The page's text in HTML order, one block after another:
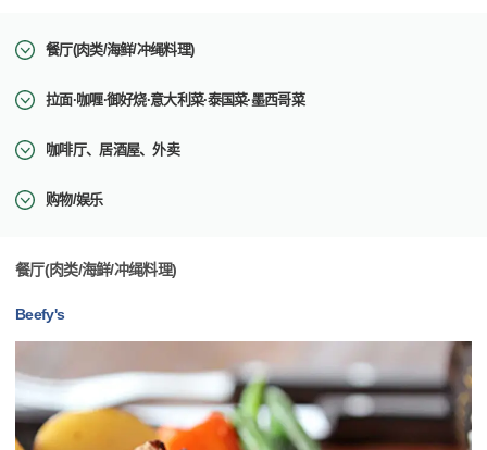
餐厅(肉类/海鲜/冲绳料理)
拉面·咖喱·御好烧·意大利菜·泰国菜·墨西哥菜
咖啡厅、居酒屋、外卖
购物/娱乐
餐厅(肉类/海鲜/冲绳料理)
Beefy's